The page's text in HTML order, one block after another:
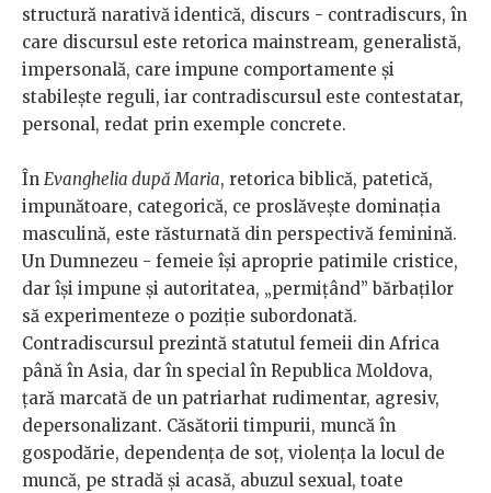
structură narativă identică, discurs - contradiscurs, în
care discursul este retorica mainstream, generalistă,
impersonală, care impune comportamente şi
stabileşte reguli, iar contradiscursul este contestatar,
personal, redat prin exemple concrete.
În Evanghelia după Maria, retorica biblică, patetică,
impunătoare, categorică, ce proslăveşte dominaţia
masculină, este răsturnată din perspectivă feminină.
Un Dumnezeu - femeie îşi aproprie patimile cristice,
dar îşi impune și autoritatea, „permițând” bărbaților
să experimenteze o poziție subordonată.
Contradiscursul prezintă statutul femeii din Africa
până în Asia, dar în special în Republica Moldova,
ţară marcată de un patriarhat rudimentar, agresiv,
depersonalizant. Căsătorii timpurii, muncă în
gospodărie, dependenţa de soţ, violența la locul de
muncă, pe stradă şi acasă, abuzul sexual, toate